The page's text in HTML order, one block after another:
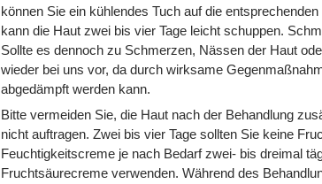
können Sie ein kühlendes Tuch auf die
kann die Haut zwei bis vier Tage leicht schuppen.
Sollte es dennoch zu Schmerzen, Nässen der Haut
wieder bei uns vor, da durch wirksame
abgedämpft werden kann.
Bitte vermeiden Sie, die Haut nach der Behandlung
nicht auftragen. Zwei bis vier Tage sollten Sie keine
Feuchtigkeitscreme je nach Bedarf zwei- bis dreimal
Fruchtsäurecreme verwenden. Während des